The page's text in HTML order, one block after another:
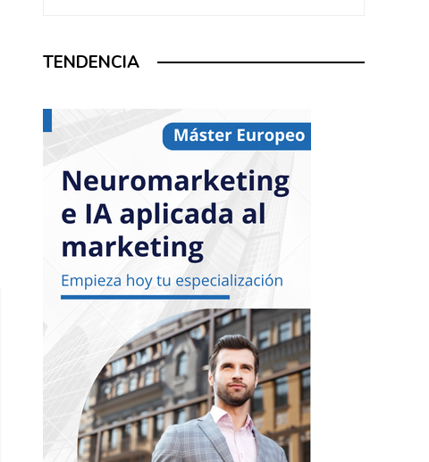
TENDENCIA